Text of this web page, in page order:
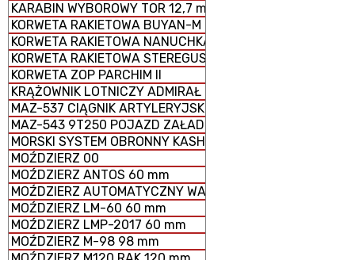
KARABIN WYBOROWY TOR 12,7 mm
KORWETA RAKIETOWA BUYAN-M
KORWETA RAKIETOWA NANUCHKA III
KORWETA RAKIETOWA STEREGUSCHIY
KORWETA ZOP PARCHIM II
KRĄŻOWNIK LOTNICZY ADMIRAŁ KUZNIECOW
MAZ-537 CIĄGNIK ARTYLERYJSKI
MAZ-543 9T250 POJAZD ZAŁADOWCZY
MORSKI SYSTEM OBRONNY KASHTAN
MOŹDZIERZ 00
MOŹDZIERZ ANTOS 60 mm
MOŹDZIERZ AUTOMATYCZNY WASILOK 2B9
MOŹDZIERZ LM-60 60 mm
MOŹDZIERZ LMP-2017 60 mm
MOŹDZIERZ M-98 98 mm